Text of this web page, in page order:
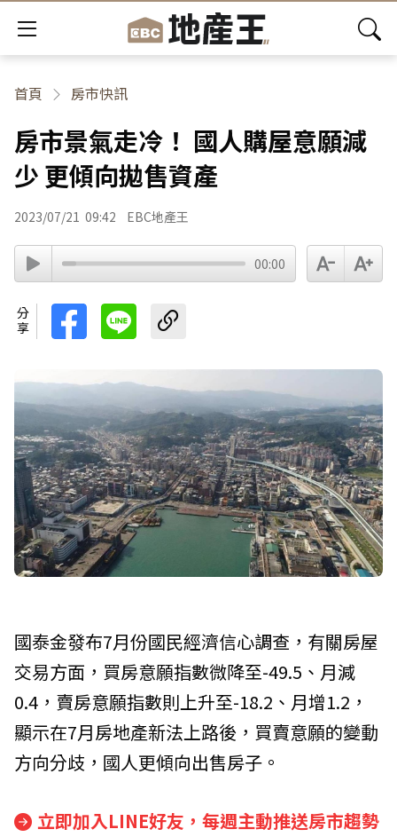
首頁 房市快訊
房市景氣走冷！ 國人購屋意願減
少 更傾向拋售資產
2023/07/21 09:42 EBC地產王
00:00
分享
國泰金發布7月份國民經濟信心調查，有關房屋
交易方面，買房意願指數微降至-49.5、月減
0.4，賣房意願指數則上升至-18.2、月增1.2，
顯示在7月房地產新法上路後，買賣意願的變動
方向分歧，國人更傾向出售房子。
立即加入LINE好友，每週主動推送房市趨勢